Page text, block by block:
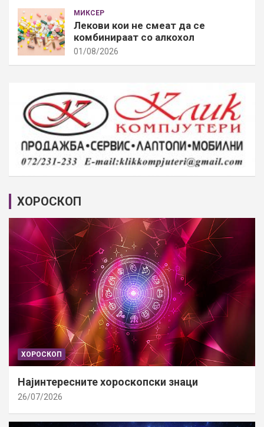
МИКСЕР
Лекови кои не смеат да се
комбинираат со алкохол
01/08/2026
ХОРОСКОП
ХОРОСКОП
Најинтересните хороскопски знаци
26/07/2026